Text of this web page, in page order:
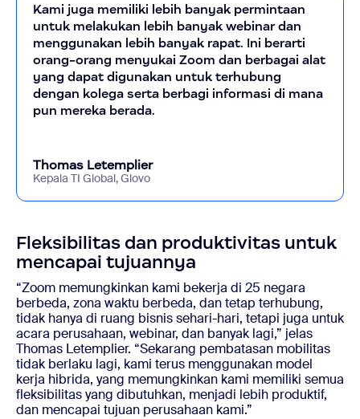
Kami juga memiliki lebih banyak permintaan
untuk melakukan lebih banyak webinar dan
menggunakan lebih banyak rapat. Ini berarti
orang-orang menyukai Zoom dan berbagai alat
yang dapat digunakan untuk terhubung
dengan kolega serta berbagi informasi di mana
pun mereka berada.
Thomas Letemplier
Kepala TI Global, Glovo
Fleksibilitas dan produktivitas untuk
mencapai tujuannya
“Zoom memungkinkan kami bekerja di 25 negara
berbeda, zona waktu berbeda, dan tetap terhubung,
tidak hanya di ruang bisnis sehari-hari, tetapi juga untuk
acara perusahaan, webinar, dan banyak lagi,” jelas
Thomas Letemplier. “Sekarang pembatasan mobilitas
tidak berlaku lagi, kami terus menggunakan model
kerja hibrida, yang memungkinkan kami memiliki semua
fleksibilitas yang dibutuhkan, menjadi lebih produktif,
dan mencapai tujuan perusahaan kami.”